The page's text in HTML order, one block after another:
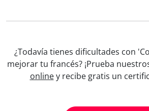
¿Todavía tienes dificultades con
mejorar tu francés? ¡Prueba
onliney recibe gratis un